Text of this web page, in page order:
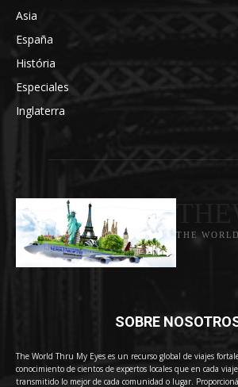
Asia
España
História
Especiales
Inglaterra
THE
SOBRE
The World Thru My Eyes es un recurso global de viajes
conocimiento de cientos de expertos locales que en cada
transmitido lo mejor de cada comunidad o lugar.